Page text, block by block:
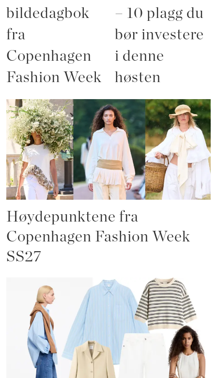
bildedagbok
fra
Copenhagen
Fashion Week
– 10 plagg du
bør investere
i denne
høsten
Høydepunktene fra
Copenhagen Fashion Week
SS27